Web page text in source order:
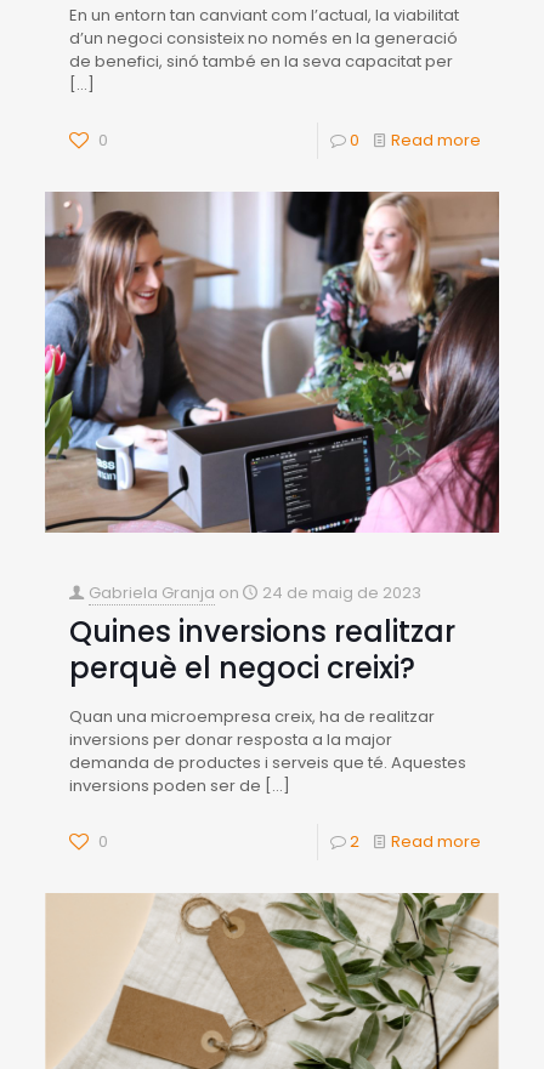
En un entorn tan canviant com l’actual, la viabilitat
d’un negoci consisteix no només en la generació
de benefici, sinó també en la seva capacitat per
[…]
0 0 Read more
Gabriela Granja on 24 de maig de 2023
Quines inversions realitzar
perquè el negoci creixi?
Quan una microempresa creix, ha de realitzar
inversions per donar resposta a la major
demanda de productes i serveis que té. Aquestes
inversions poden ser de […]
0 2 Read more